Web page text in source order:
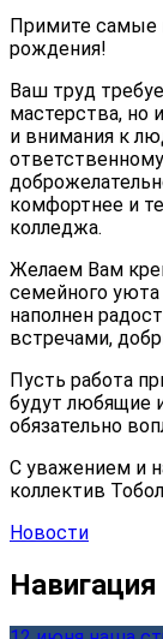
Примите самые
рождения!
Ваш труд
мастерства, но
и внимания к
комфортнее и
колледжа.
Желаем Вам
семейного
наполнен
встречами,
Пусть работа
будут любящие
обязательно
С уважением и
коллектив
Новости